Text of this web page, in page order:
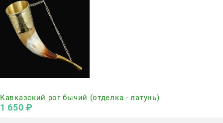
Кавказский рог бычий (отделка - латунь)
1 650 ₽